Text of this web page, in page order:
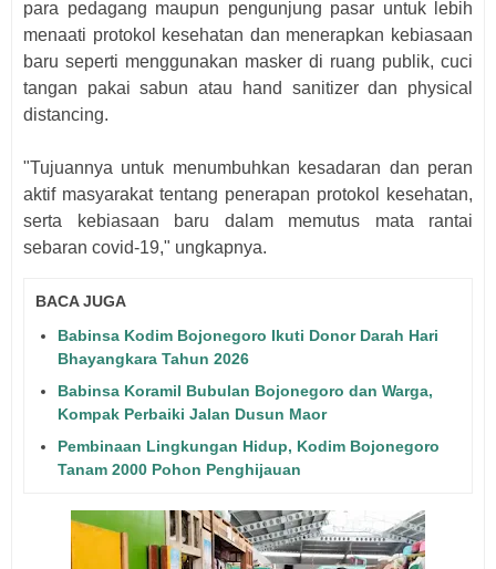
para pedagang maupun pengunjung pasar untuk lebih
menaati protokol kesehatan dan menerapkan kebiasaan
baru seperti menggunakan masker di ruang publik, cuci
tangan pakai sabun atau hand sanitizer dan physical
distancing.
"Tujuannya untuk menumbuhkan kesadaran dan peran
aktif masyarakat tentang penerapan protokol kesehatan,
serta kebiasaan baru dalam memutus mata rantai
sebaran covid-19," ungkapnya.
BACA JUGA
Babinsa Kodim Bojonegoro Ikuti Donor Darah Hari
Bhayangkara Tahun 2026
Babinsa Koramil Bubulan Bojonegoro dan Warga,
Kompak Perbaiki Jalan Dusun Maor
Pembinaan Lingkungan Hidup, Kodim Bojonegoro
Tanam 2000 Pohon Penghijauan